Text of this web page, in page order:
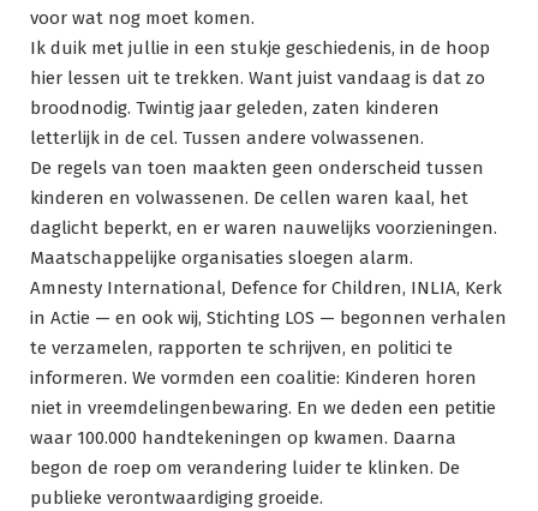
voor wat nog moet komen.
Ik duik met jullie in een stukje geschiedenis, in de hoop
hier lessen uit te trekken. Want juist vandaag is dat zo
broodnodig. Twintig jaar geleden, zaten kinderen
letterlijk in de cel. Tussen andere volwassenen.
De regels van toen maakten geen onderscheid tussen
kinderen en volwassenen. De cellen waren kaal, het
daglicht beperkt, en er waren nauwelijks voorzieningen.
Maatschappelijke organisaties sloegen alarm.
Amnesty International, Defence for Children, INLIA, Kerk
in Actie — en ook wij, Stichting LOS — begonnen verhalen
te verzamelen, rapporten te schrijven, en politici te
informeren. We vormden een coalitie: Kinderen horen
niet in vreemdelingenbewaring. En we deden een petitie
waar 100.000 handtekeningen op kwamen. Daarna
begon de roep om verandering luider te klinken. De
publieke verontwaardiging groeide.